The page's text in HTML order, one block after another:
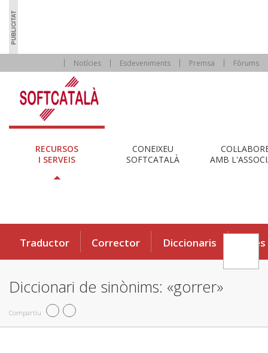
Notícies Esdeveniments Premsa Fòrums
RECURSOS
I SERVEIS
CONEIXEU
SOFTCATALÀ
AMB
Traductor Corrector Diccionaris Eines
Diccionari de sinònims: «gorrer»
Compartiu